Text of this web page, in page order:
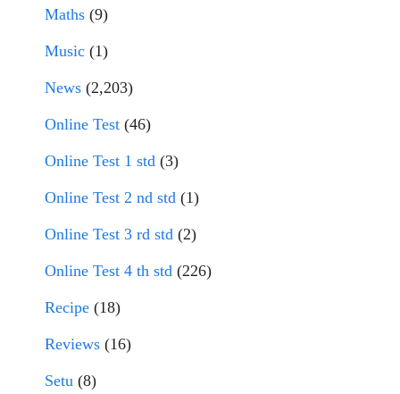
Maths (9)
Music (1)
News (2,203)
Online Test (46)
Online Test 1 std (3)
Online Test 2 nd std (1)
Online Test 3 rd std (2)
Online Test 4 th std (226)
Recipe (18)
Reviews (16)
Setu (8)